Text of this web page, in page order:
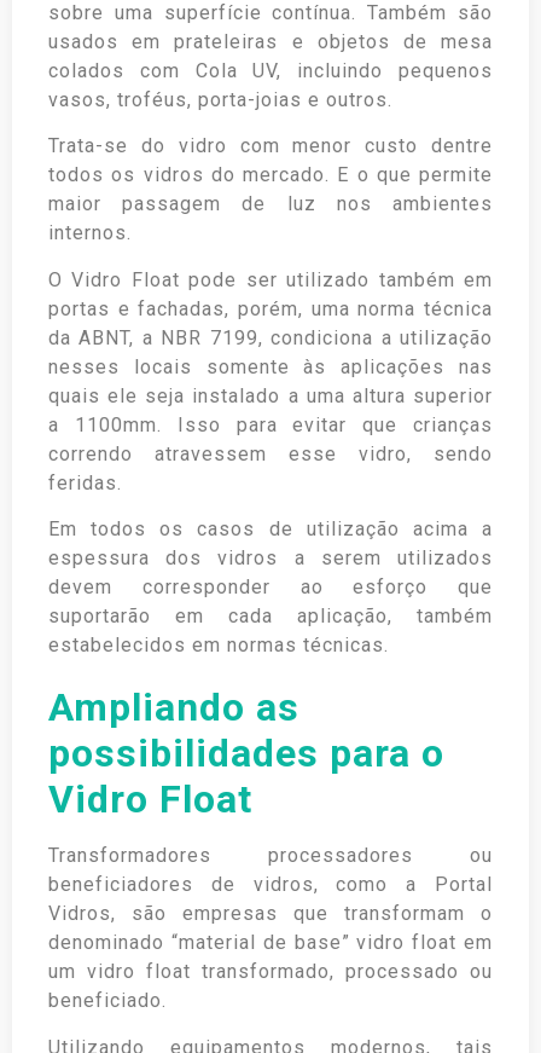
sobre uma superfície contínua. Também são
usados em prateleiras e objetos de mesa
colados com Cola UV, incluindo pequenos
vasos, troféus, porta-joias e outros.
Trata-se do vidro com menor custo dentre
todos os vidros do mercado. E o que permite
maior passagem de luz nos ambientes
internos.
O Vidro Float pode ser utilizado também em
portas e fachadas, porém, uma norma técnica
da ABNT, a NBR 7199, condiciona a utilização
nesses locais somente às aplicações nas
quais ele seja instalado a uma altura superior
a 1100mm. Isso para evitar que crianças
correndo atravessem esse vidro, sendo
feridas.
Em todos os casos de utilização acima a
espessura dos vidros a serem utilizados
devem corresponder ao esforço que
suportarão em cada aplicação, também
estabelecidos em normas técnicas.
Ampliando as
possibilidades para o
Vidro Float
Transformadores processadores ou
beneficiadores de vidros, como a Portal
Vidros, são empresas que transformam o
denominado “material de base” vidro float em
um vidro float transformado, processado ou
beneficiado.
Utilizando equipamentos modernos, tais